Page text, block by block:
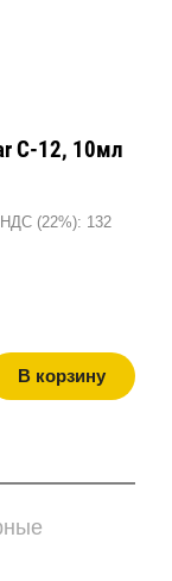
C-12, 10мл
(22%): 132
В корзину